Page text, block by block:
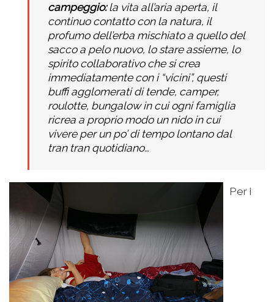
campeggio:la vita all’aria aperta, il
continuo contatto con la natura, il
profumo dell’erba mischiato a quello del
sacco a pelo nuovo, lo stare assieme, lo
spirito collaborativo che si crea
immediatamente con i “vicini”, questi
buffi agglomerati di tende, camper,
roulotte, bungalow in cui ogni famiglia
ricrea a proprio modo un nido in cui
vivere per un po’ di tempo lontano dal
tran tran quotidiano…
Per i